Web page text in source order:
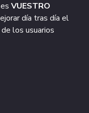
es VUESTRO
día tras día el
los usuarios